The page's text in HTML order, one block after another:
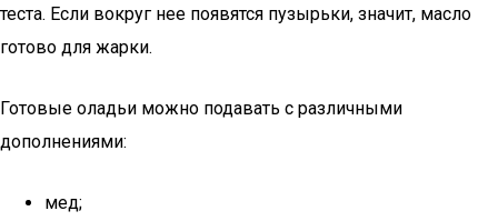
теста. Если вокруг нее появятся пузырьки, значит, масло
готово для жарки.
Готовые оладьи можно подавать с различными
дополнениями:
мед;